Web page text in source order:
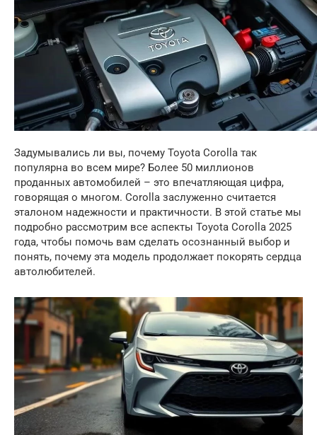
Задумывались ли вы, почему Toyota Corolla так
популярна во всем мире? Более 50 миллионов
проданных автомобилей – это впечатляющая цифра,
говорящая о многом. Corolla заслуженно считается
эталоном надежности и практичности. В этой статье мы
подробно рассмотрим все аспекты Toyota Corolla 2025
года, чтобы помочь вам сделать осознанный выбор и
понять, почему эта модель продолжает покорять сердца
автолюбителей.